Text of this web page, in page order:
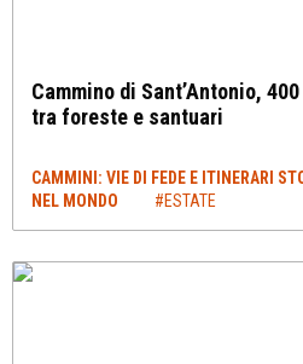
Cammino di Sant’Antonio,
tra foreste e santuari
CAMMINI: VIE DI FEDE E ITINERARI
NEL MONDO
#ESTATE